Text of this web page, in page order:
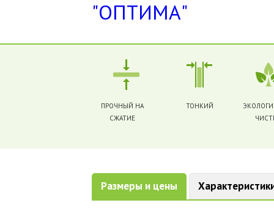
"ОПТИМА"
ПРОЧНЫЙ НА
СЖАТИЕ
ТОНКИЙ
Размеры и цены